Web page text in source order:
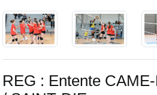
REG : Entente